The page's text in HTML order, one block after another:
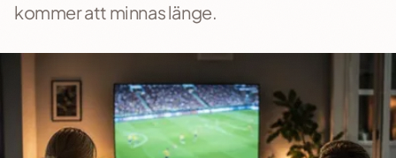
kommer att minnas länge.